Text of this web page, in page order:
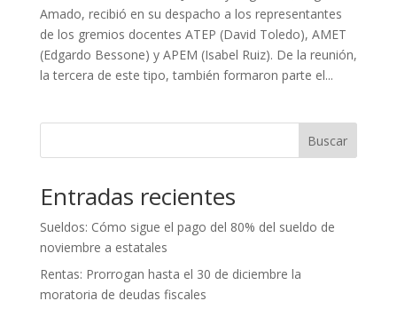
Amado, recibió en su despacho a los representantes
de los gremios docentes ATEP (David Toledo), AMET
(Edgardo Bessone) y APEM (Isabel Ruiz). De la reunión,
la tercera de este tipo, también formaron parte el...
Buscar
Entradas recientes
Sueldos: Cómo sigue el pago del 80% del sueldo de
noviembre a estatales
Rentas: Prorrogan hasta el 30 de diciembre la
moratoria de deudas fiscales